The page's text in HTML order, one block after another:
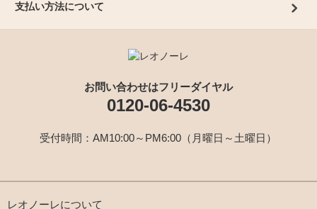
支払い方法について
お問い合わせはフリーダイヤル
0120-06-4530
受付時間：AM10:00～PM6:00（月曜日～土曜日）
レオノーレについて